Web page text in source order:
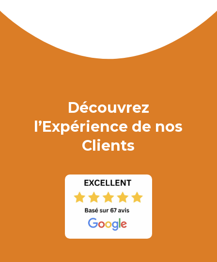
Découvrez
l’Expérience de nos
Clients